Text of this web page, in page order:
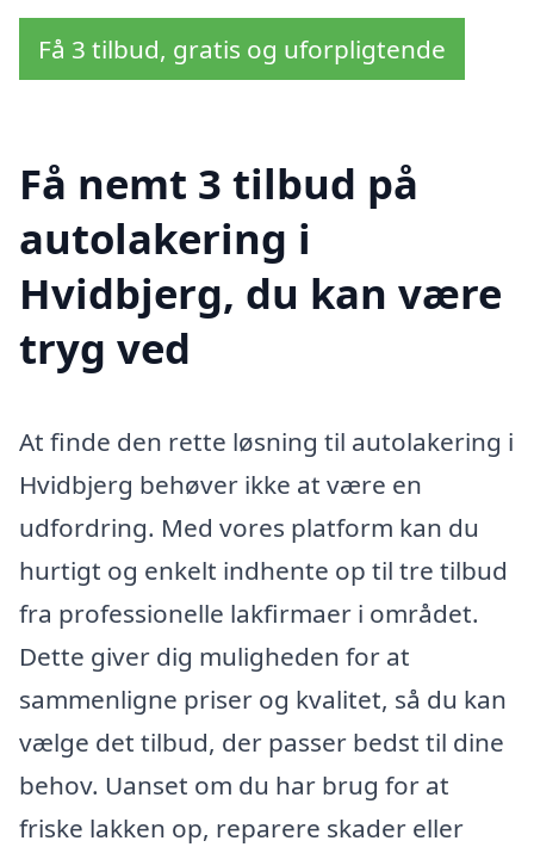
Få 3 tilbud, gratis og uforpligtende
Få nemt 3 tilbud på
autolakering i
Hvidbjerg, du kan være
tryg ved
At finde den rette løsning til autolakering i
Hvidbjerg behøver ikke at være en
udfordring. Med vores platform kan du
hurtigt og enkelt indhente op til tre tilbud
fra professionelle lakfirmaer i området.
Dette giver dig muligheden for at
sammenligne priser og kvalitet, så du kan
vælge det tilbud, der passer bedst til dine
behov. Uanset om du har brug for at
friske lakken op, reparere skader eller